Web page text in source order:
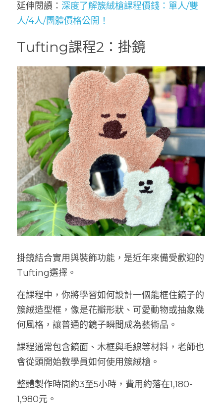
延伸閱讀： 深度了解簇絨槍課程價錢：單人/雙
人/4人/團體價格公開！
Tufting課程2：掛鏡
掛鏡結合實用與裝飾功能，是近年來備受歡迎的
Tufting選擇。
在課程中，你將學習如何設計一個能框住鏡子的
簇絨造型框，像是花瓣形狀、可愛動物或抽象幾
何風格，讓普通的鏡子瞬間成為藝術品。
課程通常包含鏡面、木框與毛線等材料，老師也
會從頭開始教學員如何使用簇絨槍。
整體製作時間約3至5小時，費用約落在1,180-
1,980元。